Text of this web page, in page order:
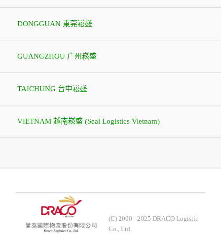
DONGGUAN 東莞崧盛
GUANGZHOU 广州崧盛
TAICHUNG 台中崧盛
VIETNAM 越南崧盛 (Seal Logistics Vietnam)
(C) 2000 - 2025 DRACO Logistic
Co., Ltd.